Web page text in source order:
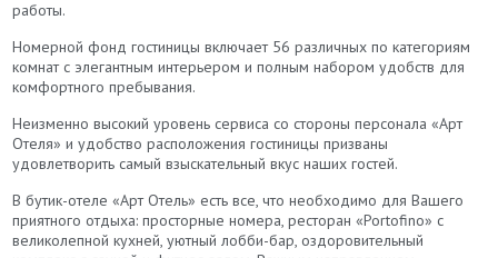
работы.
Номерной фонд гостиницы включает 56 различных по категориям
комнат с элегантным интерьером и полным набором удобств для
комфортного пребывания.
Неизменно высокий уровень сервиса со стороны персонала «Арт
Отеля» и удобство расположения гостиницы призваны
удовлетворить самый взыскательный вкус наших гостей.
В бутик-отеле «Арт Отель» есть все, что необходимо для Вашего
приятного отдыха: просторные номера, ресторан «Portofino» с
великолепной кухней, уютный лобби-бар, оздоровительный